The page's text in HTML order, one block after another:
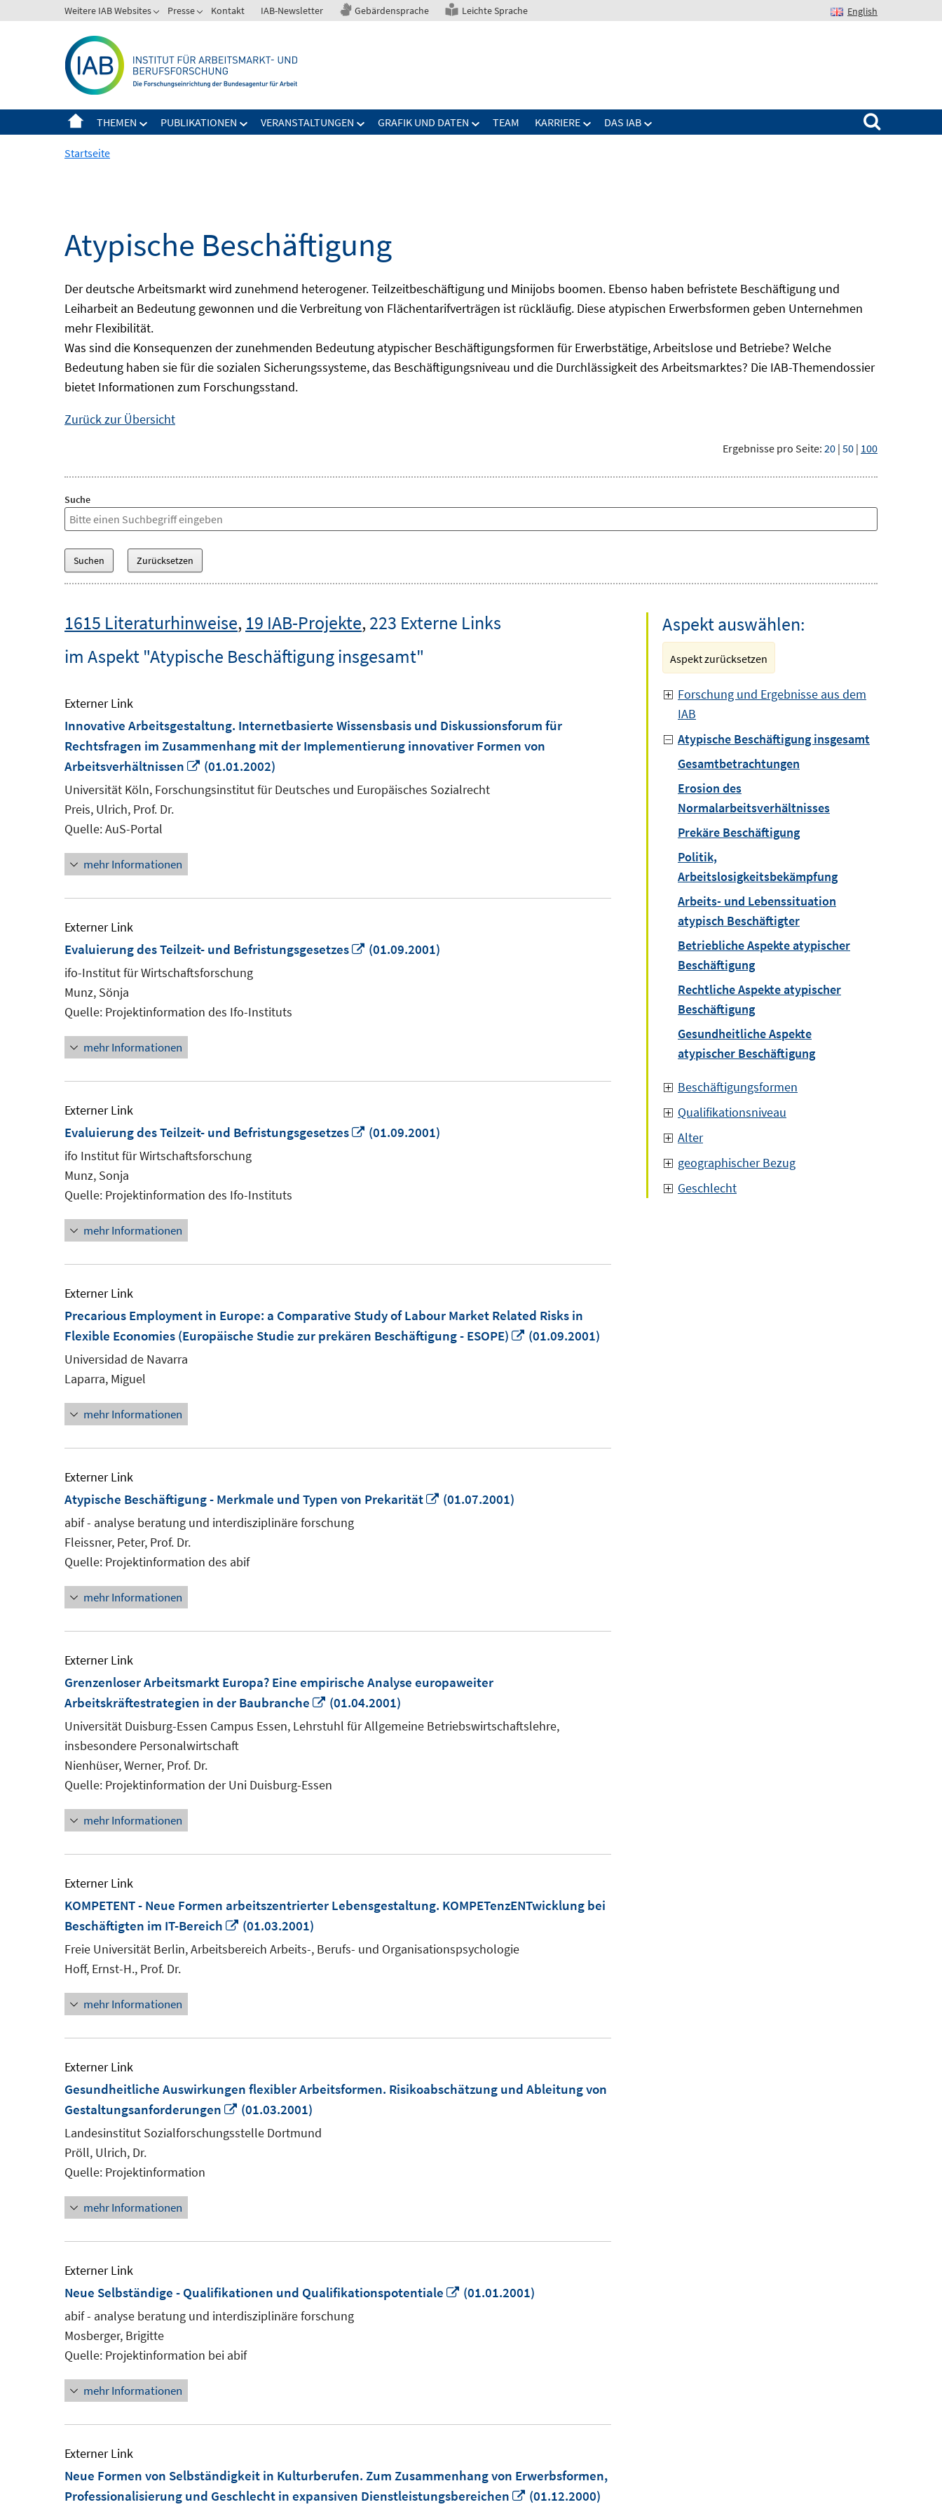
zum
Weitere IAB Websites Presse Kontakt IAB-Newsletter Gebärdensprache Leichte Sprache English
THEMEN PUBLIKATIONEN VERANSTALTUNGEN GRAFIK UND DATEN TEAM KARRIERE DAS IAB
Suchen nach:
Startseite
Atypische Beschäftigung
Der deutsche Arbeitsmarkt wird zunehmend heterogener. Teilzeitbeschäftigung und Minijobs boomen. Ebenso haben befristete Beschäftigung und
Leiharbeit an Bedeutung gewonnen und die Verbreitung von Flächentarifverträgen ist rückläufig. Diese atypischen Erwerbsformen geben Unternehmen
mehr Flexibilität.
Was sind die Konsequenzen der zunehmenden Bedeutung atypischer Beschäftigungsformen für Erwerbstätige, Arbeitslose und Betriebe? Welche
Bedeutung haben sie für die sozialen Sicherungssysteme, das Beschäftigungsniveau und die Durchlässigkeit des Arbeitsmarktes? Die IAB-Themendossier
bietet Informationen zum Forschungsstand.
Zurück zur Übersicht
Ergebnisse pro Seite: 20 | 50 | 100
Suche
1615 Literaturhinweise, 19 IAB-Projekte,223 Externe Links
im Aspekt "Atypische Beschäftigung insgesamt"
Externer Link
Innovative Arbeitsgestaltung. Internetbasierte Wissensbasis und Diskussionsforum für
Rechtsfragen im Zusammenhang mit der Implementierung innovativer Formen von
Arbeitsverhältnissen
In
neuem
(01.01.2002)
Universität Köln, Forschungsinstitut für Deutsches und Europäisches Sozialrecht
Preis, Ulrich, Prof. Dr.
Quelle: AuS-Portal
mehr Informationen
Externer Link
Evaluierung des Teilzeit- und Befristungsgesetzes
In
(01.09.2001)
ifo-Institut für Wirtschaftsforschung
Munz, Sönja
Quelle: Projektinformation des Ifo-Instituts
mehr Informationen
Externer Link
Evaluierung des Teilzeit- und Befristungsgesetzes
In
(01.09.2001)
ifo Institut für Wirtschaftsforschung
Munz, Sonja
Quelle: Projektinformation des Ifo-Instituts
mehr Informationen
Externer Link
Precarious Employment in Europe: a Comparative Study of Labour Market Related Risks in
Flexible Economies (Europäische Studie zur prekären Beschäftigung - ESOPE)
In
(01.09.2001)
Universidad de Navarra
Laparra, Miguel
mehr Informationen
Externer Link
Atypische Beschäftigung - Merkmale und Typen von Prekarität
In
(01.07.2001)
abif - analyse beratung und interdisziplinäre forschung
Fleissner, Peter, Prof. Dr.
Quelle: Projektinformation des abif
mehr Informationen
Externer Link
Grenzenloser Arbeitsmarkt Europa? Eine empirische Analyse europaweiter
Arbeitskräftestrategien in der Baubranche
In
neuem
(01.04.2001)
Universität Duisburg-Essen Campus Essen, Lehrstuhl für Allgemeine Betriebswirtschaftslehre,
insbesondere Personalwirtschaft
Nienhüser, Werner, Prof. Dr.
Quelle: Projektinformation der Uni Duisburg-Essen
mehr Informationen
Externer Link
KOMPETENT - Neue Formen arbeitszentrierter Lebensgestaltung. KOMPETenzENTwicklung bei
Beschäftigten im IT-Bereich
In
neuem
(01.03.2001)
Freie Universität Berlin, Arbeitsbereich Arbeits-, Berufs- und Organisationspsychologie
Hoff, Ernst-H., Prof. Dr.
mehr Informationen
Externer Link
Gesundheitliche Auswirkungen flexibler Arbeitsformen. Risikoabschätzung und Ableitung von
Gestaltungsanforderungen
In
neuem
(01.03.2001)
Landesinstitut Sozialforschungsstelle Dortmund
Pröll, Ulrich, Dr.
Quelle: Projektinformation
mehr Informationen
Externer Link
Neue Selbständige - Qualifikationen und Qualifikationspotentiale
In
(01.01.2001)
abif - analyse beratung und interdisziplinäre forschung
Mosberger, Brigitte
Quelle: Projektinformation bei abif
mehr Informationen
Externer Link
Neue Formen von Selbständigkeit in Kulturberufen. Zum Zusammenhang von Erwerbsformen,
Professionalisierung und Geschlecht in expansiven Dienstleistungsbereichen
In
(01.12.2000)
Aspekt auswählen:
Aspekt zurücksetzen
Forschung und Ergebnisse aus dem
IAB
Atypische Beschäftigung insgesamt
Gesamtbetrachtungen
Erosion des
Normalarbeitsverhältnisses
Prekäre Beschäftigung
Politik,
Arbeitslosigkeitsbekämpfung
Arbeits- und Lebenssituation
atypisch Beschäftigter
Betriebliche Aspekte atypischer
Beschäftigung
Rechtliche Aspekte atypischer
Beschäftigung
Gesundheitliche Aspekte
atypischer Beschäftigung
Beschäftigungsformen
Qualifikationsniveau
Alter
geographischer Bezug
Geschlecht